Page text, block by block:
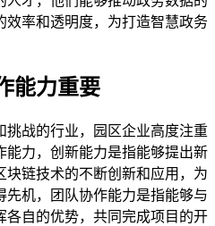
效率和透明度，为打造智慧政务
能力重要
挑战的行业，园区企业高度注重
能力，创新能力是指能够提出新
链技术的不断创新和应用，为
机，团队协作能力是指能够与
各自的优势，共同完成项目的开